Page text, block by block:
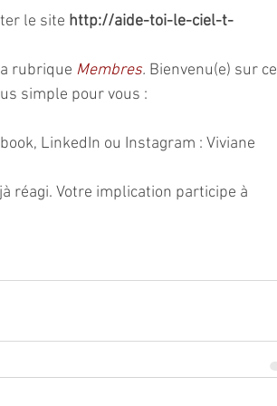
le site http://aide-toi-le-ciel-t-
rubrique Membres. Bienvenu(e) sur ce
simple pour vous :
LinkedIn ou Instagram : Viviane
réagi. Votre implication participe à